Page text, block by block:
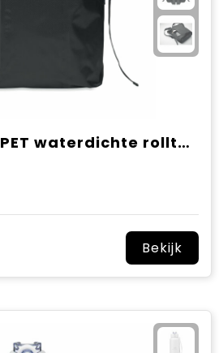
SCUBAROLL - RPET waterdichte rolltoptas
Bekijk